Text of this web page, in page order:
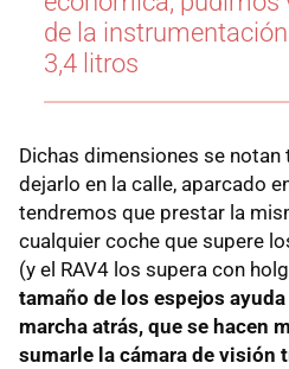
de la
3,4 litros
Dichas dimensiones se notan
dejarlo en la calle, aparcado
tendremos que prestar la
cualquier coche que supere
(y el RAV4 los supera con
tamaño de los espejos
marcha atrás, que se hacen
sumarle la cámara de visión